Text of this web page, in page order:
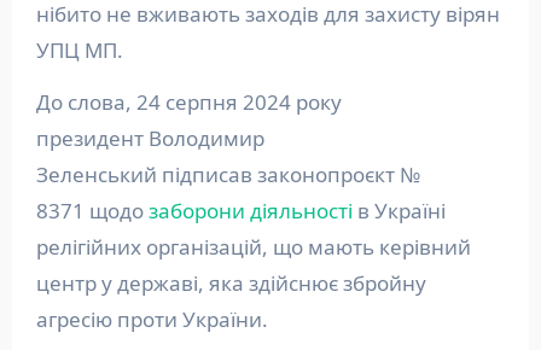
нібито не вживають заходів для захисту вірян
УПЦ МП.
До слова, 24 серпня 2024 року
президент Володимир
Зеленський підписав законопроєкт №
8371 щодозаборони діяльності в Україні
релігійних організацій, що мають керівний
центр у державі, яка здійснює збройну
агресію проти України.